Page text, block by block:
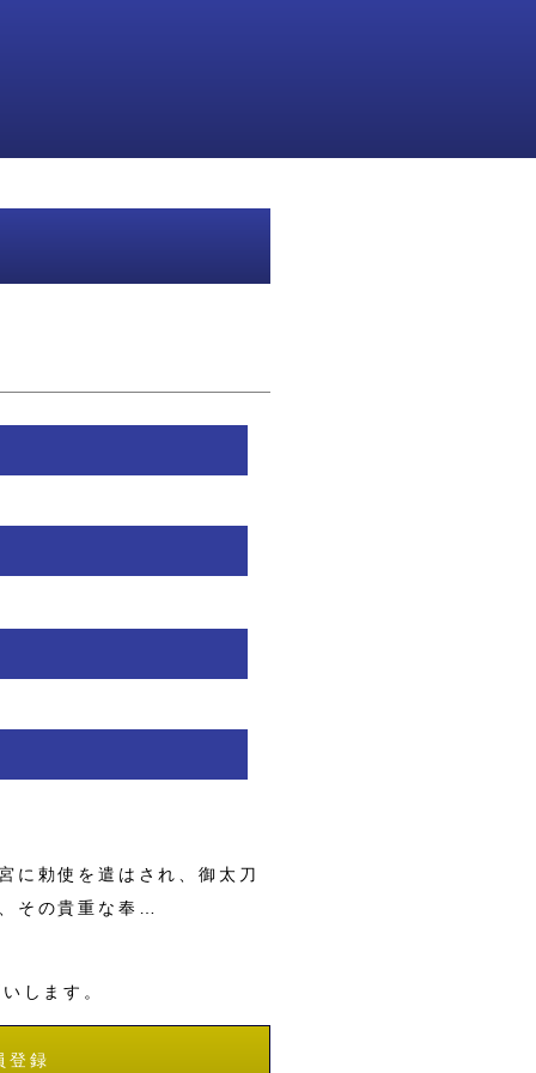
に勅使を遣はされ、御太刀
その貴重な奉…
します。
登録